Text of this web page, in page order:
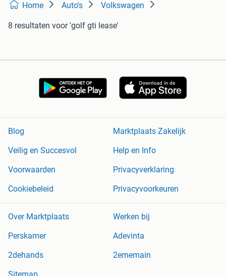
Home Auto's Volkswagen
8 resultaten voor 'golf gti lease'
Blog
Marktplaats Zakelijk
Veilig en Succesvol
Help en Info
Voorwaarden
Privacyverklaring
Cookiebeleid
Privacyvoorkeuren
Over Marktplaats
Werken bij
Perskamer
Adevinta
2dehands
2ememain